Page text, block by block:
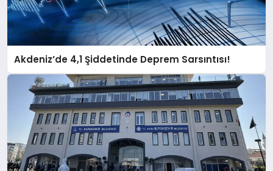
Akdeniz’de 4,1 Şiddetinde Deprem Sarsıntısı!